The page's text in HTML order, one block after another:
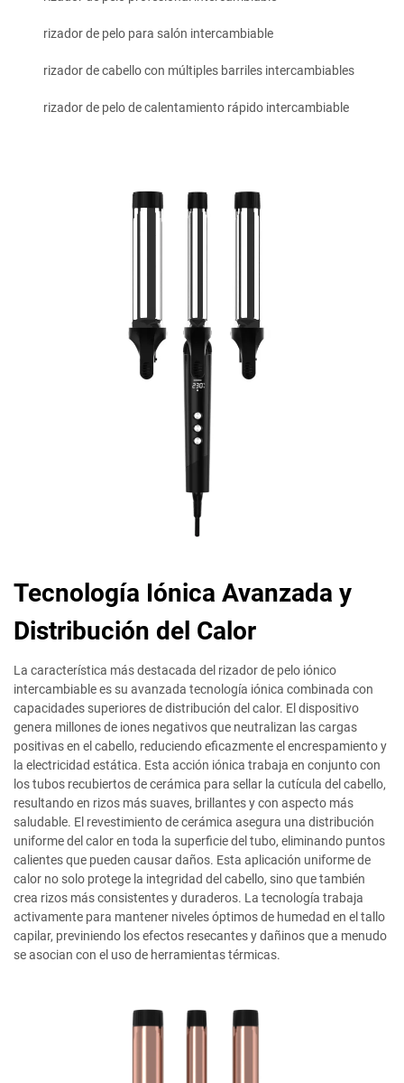
rizador de pelo para salón intercambiable
rizador de cabello con múltiples barriles intercambiables
rizador de pelo de calentamiento rápido intercambiable
Tecnología Iónica Avanzada y
Distribución del Calor
La característica más destacada del rizador de pelo iónico
intercambiable es su avanzada tecnología iónica combinada con
capacidades superiores de distribución del calor. El dispositivo
genera millones de iones negativos que neutralizan las cargas
positivas en el cabello, reduciendo eficazmente el encrespamiento y
la electricidad estática. Esta acción iónica trabaja en conjunto con
los tubos recubiertos de cerámica para sellar la cutícula del cabello,
resultando en rizos más suaves, brillantes y con aspecto más
saludable. El revestimiento de cerámica asegura una distribución
uniforme del calor en toda la superficie del tubo, eliminando puntos
calientes que pueden causar daños. Esta aplicación uniforme de
calor no solo protege la integridad del cabello, sino que también
crea rizos más consistentes y duraderos. La tecnología trabaja
activamente para mantener niveles óptimos de humedad en el tallo
capilar, previniendo los efectos resecantes y dañinos que a menudo
se asocian con el uso de herramientas térmicas.